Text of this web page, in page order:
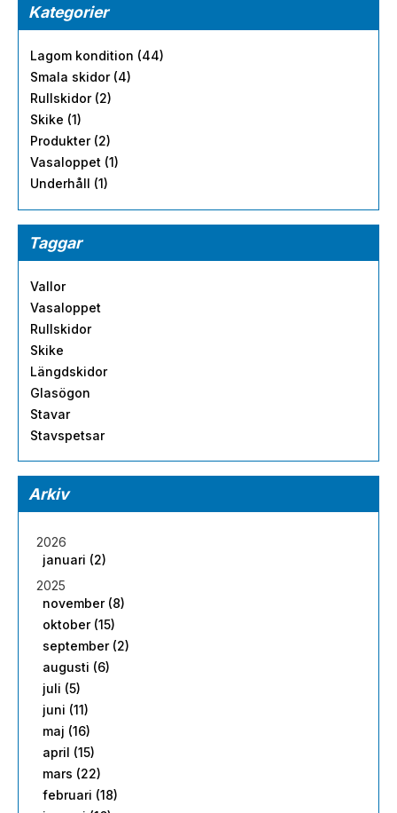
Kategorier
Lagom kondition (44)
Smala skidor (4)
Rullskidor (2)
Skike (1)
Produkter (2)
Vasaloppet (1)
Underhåll (1)
Taggar
Vallor
Vasaloppet
Rullskidor
Skike
Längdskidor
Glasögon
Stavar
Stavspetsar
Arkiv
2026
januari (2)
2025
november (8)
oktober (15)
september (2)
augusti (6)
juli (5)
juni (11)
maj (16)
april (15)
mars (22)
februari (18)